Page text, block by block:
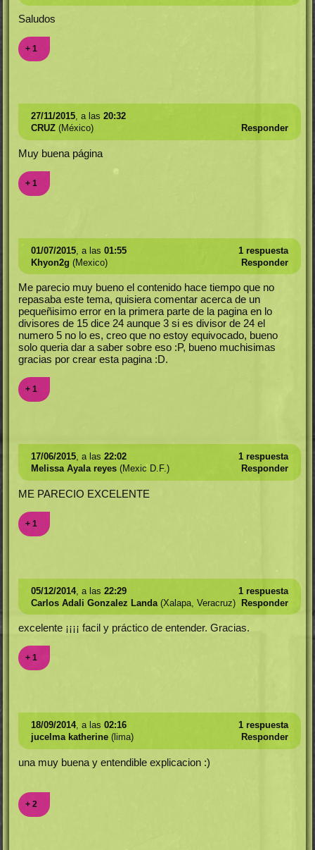
Saludos
+ 1
27/11/2015, a las 20:32
CRUZ(México) Responder
Muy buena página
+ 1
01/07/2015, a las 01:55
1 respuesta
Khyon2g (Mexico) Responder
Me parecio muy bueno el contenido hace tiempo que no
repasaba este tema, quisiera comentar acerca de un
pequeñisimo error en la primera parte de la pagina en lo
divisores de 15 dice 24 aunque 3 si es divisor de 24 el
numero 5 no lo es, creo que no estoy equivocado, bueno
solo queria dar a saber sobre eso :P, bueno muchisimas
gracias por crear esta pagina :D.
+ 1
17/06/2015, a las 22:02
1 respuesta
Melissa Ayala reyes(Mexic D.F.) Responder
ME PARECIO EXCELENTE
+ 1
05/12/2014, a las 22:29
1 respuesta
Carlos Adali Gonzalez Landa(Xalapa, Veracruz) Responder
excelente ¡¡¡¡ facil y práctico de entender. Gracias.
+ 1
18/09/2014, a las 02:16
1 respuesta
jucelma katherine(lima) Responder
una muy buena y entendible explicacion :)
+ 2